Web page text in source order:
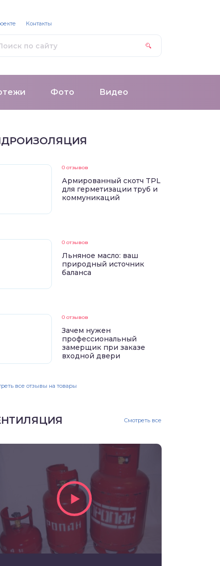
Фото Видео
Контакты
0 отзывов
Армированный скотч TPL
для герметизации труб и
коммуникаций
0 отзывов
Льняное масло: ваш
природный источник
баланса
0 отзывов
Зачем нужен
профессиональный
замерщик при заказе
входной двери
все отзывы на товары
Смотреть все